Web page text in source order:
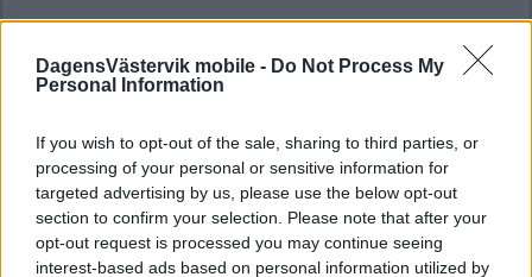
DagensVästervik mobile - Do Not Process My
Personal Information
If you wish to opt-out of the sale, sharing to third parties, or
processing of your personal or sensitive information for
targeted advertising by us, please use the below opt-out
section to confirm your selection. Please note that after your
opt-out request is processed you may continue seeing
interest-based ads based on personal information utilized by